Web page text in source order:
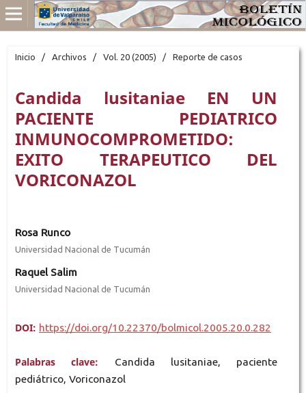
Inicio / Archivos / Vol. 20 (2005) / Reporte de casos
Candida lusitaniae EN UN
PACIENTE PEDIATRICO
INMUNOCOMPROMETIDO:
EXITO TERAPEUTICO DEL
VORICONAZOL
Rosa Runco
Universidad Nacional de Tucumán
Raquel Salim
Universidad Nacional de Tucumán
DOI: https://doi.org/10.22370/bolmicol.2005.20.0.282
Palabras clave:
Candida lusitaniae, paciente
pediátrico, Voriconazol